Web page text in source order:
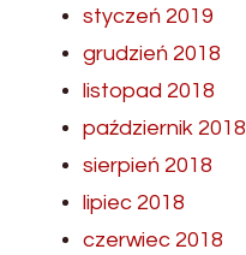
styczeń 2019
grudzień 2018
listopad 2018
październik 2018
sierpień 2018
lipiec 2018
czerwiec 2018